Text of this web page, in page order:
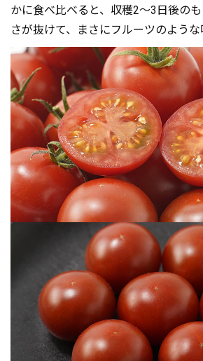
かに食べ比べると、収穫2～3日後の
さが抜けて、まさにフルーツのような